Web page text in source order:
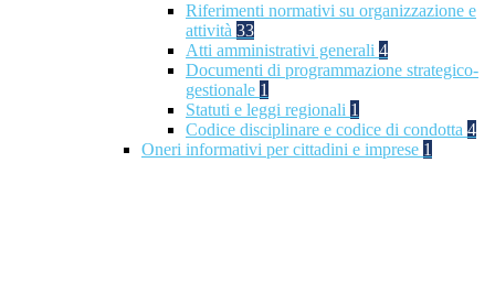
Riferimenti normativi su organizzazione e
attività 33
Atti amministrativi generali 4
Documenti di programmazione strategico-
gestionale 1
Statuti e leggi regionali 1
Codice disciplinare e codice di condotta 4
Oneri informativi per cittadini e imprese 1